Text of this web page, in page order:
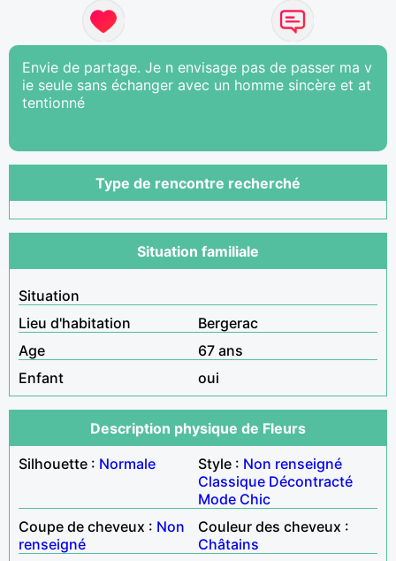
Envie de partage. Je n envisage pas de passer ma v
ie seule sans échanger avec un homme sincère et at
tentionné
Type de rencontre recherché
Situation familiale
Situation
Lieu d'habitation
Bergerac
Age
67 ans
Enfant
oui
Description physique de Fleurs
Silhouette : Normale Style : Non renseigné
Classique Décontracté
Mode Chic
Coupe de cheveux : Non
renseigné
Couleur des cheveux :
Châtains